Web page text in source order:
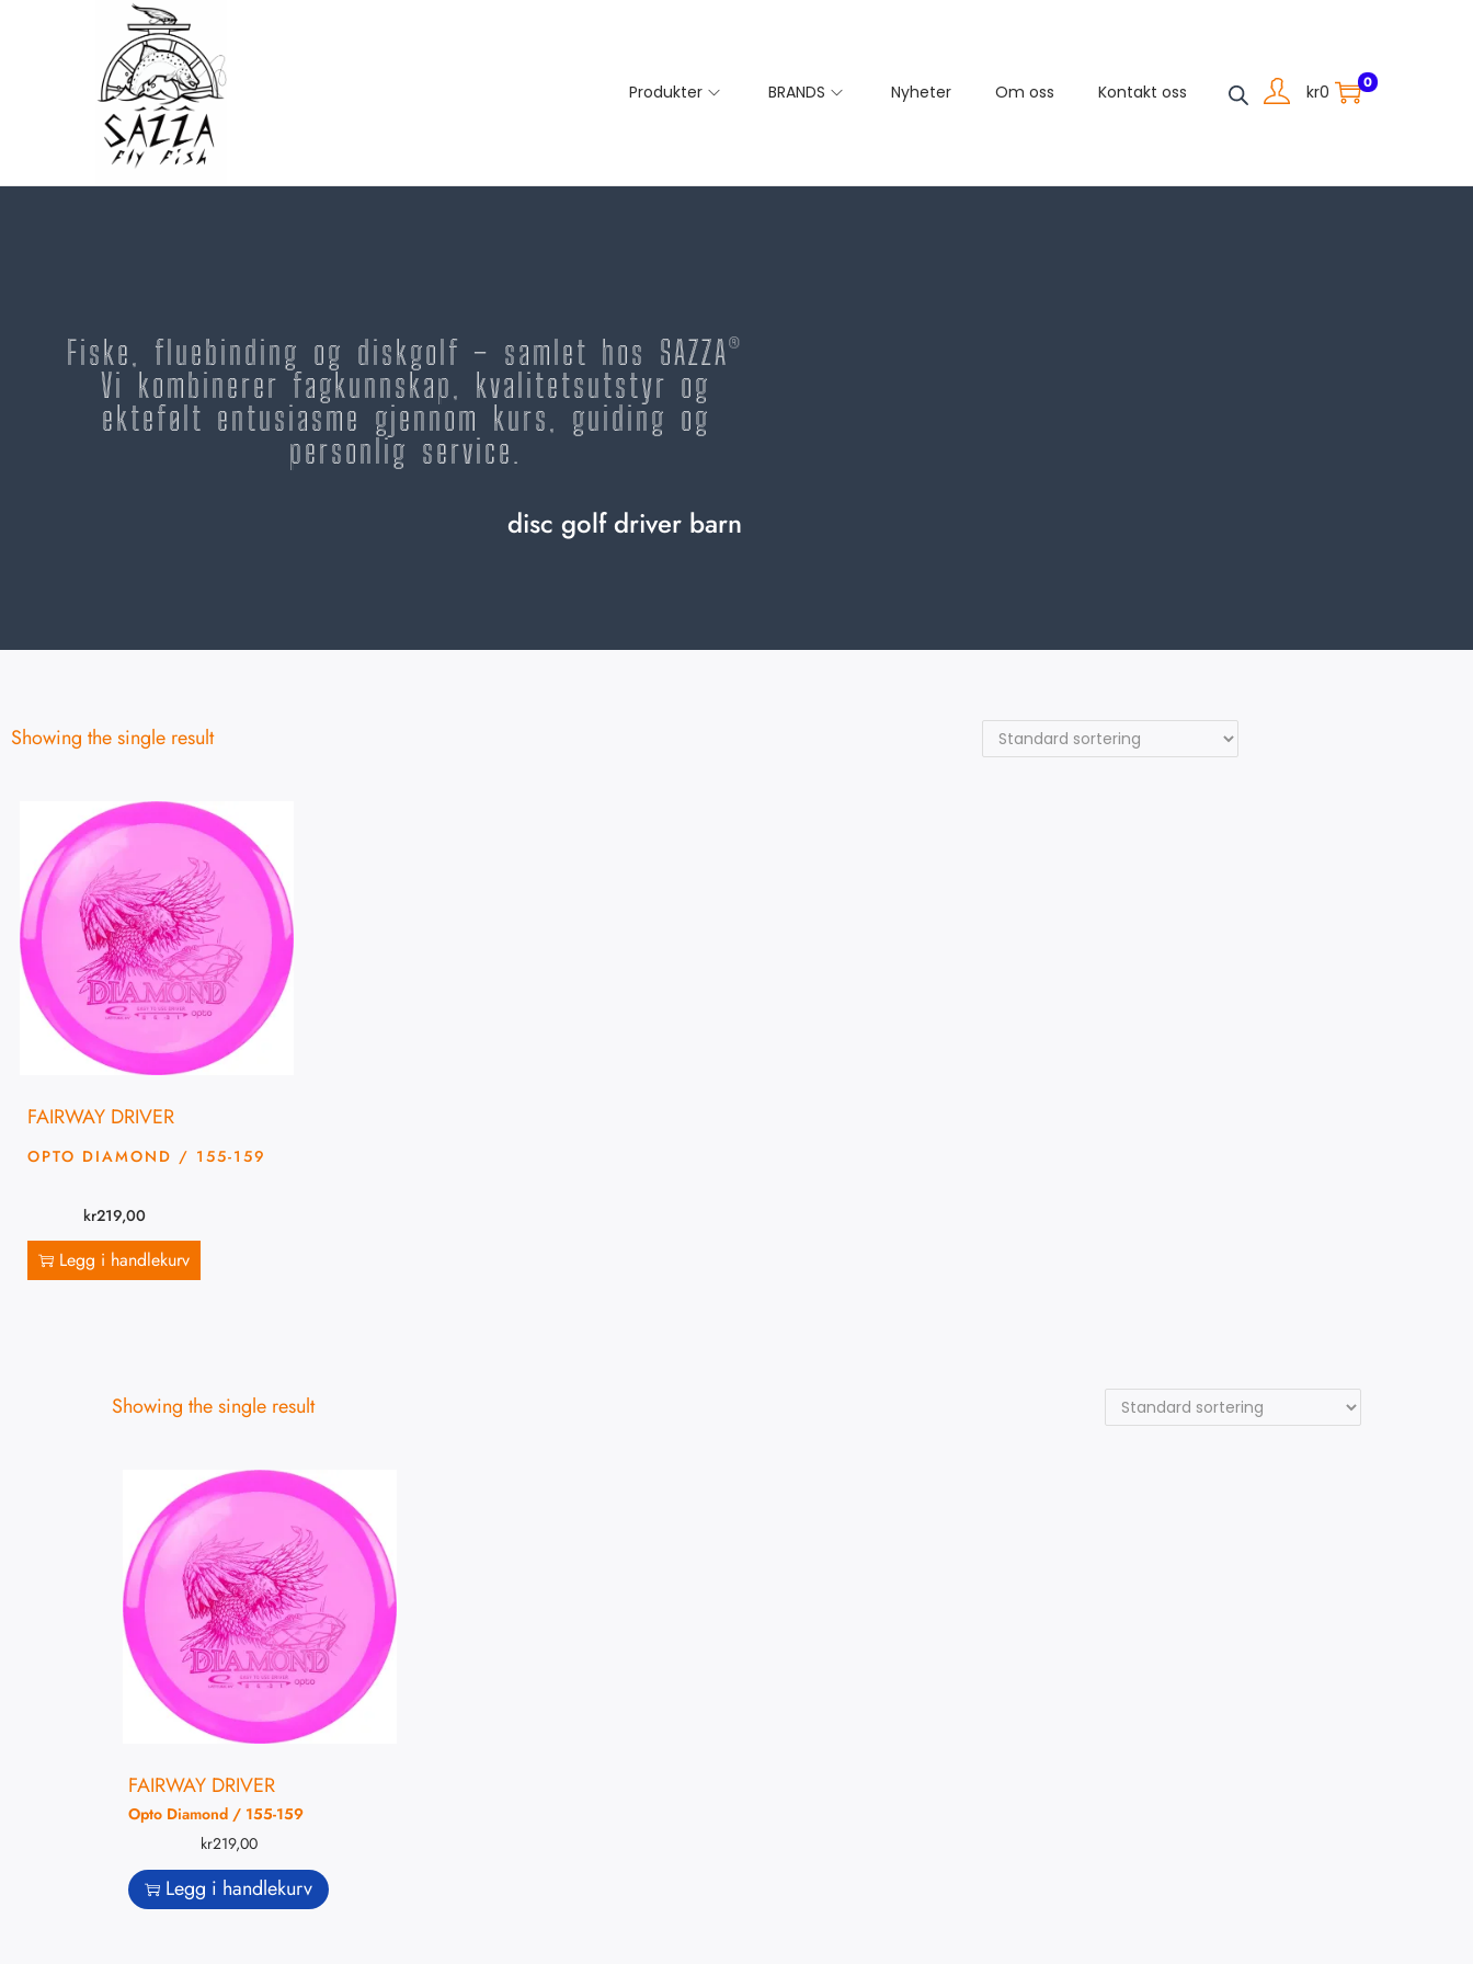
Produkter BRANDS Nyheter Om oss Kontakt oss kr0 0
Fiske, fluebinding og diskgolf – samlet hos SAZZA®
Vi kombinerer fagkunnskap, kvalitetsutstyr og
ektefølt entusiasme gjennom kurs, guiding og
personlig service.
disc golf driver barn
Showing the single result
FAIRWAY DRIVER
OPTO DIAMOND / 155-159
kr219,00
Legg i handlekurv
Showing the single result
FAIRWAY DRIVER
Opto Diamond / 155-159
kr219,00
Legg i handlekurv